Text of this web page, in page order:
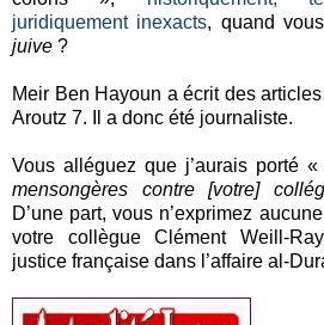
juridiquement inexacts, quand
juive ?
Meir Ben Hayoun a écrit des
Aroutz 7. Il a donc été journaliste.
Vous alléguez que j’aurais porté «
mensongères contre [votre]
D’une part, vous n’exprimez
votre collègue Clément Weill-
justice française dans l’affaire al-